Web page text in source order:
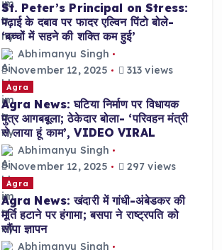
St. Peter’s Principal on Stress:
पढ़ाई के दबाव पर फादर एल्विन पिंटो बोले-
‘बच्चों में सहने की शक्ति कम हुई’
Abhimanyu Singh
November 12, 2025
313 views
Agra
Agra News: घटिया निर्माण पर विधायक
पुत्र आगबबूला; ठेकेदार बोला- ‘परिवहन मंत्री
से लाया हूं काम’, VIDEO VIRAL
Abhimanyu Singh
November 12, 2025
297 views
Agra
Agra News: खंदारी में गांधी-अंबेडकर की
मूर्ति हटाने पर हंगामा; बसपा ने राष्ट्रपति को
सौंपा ज्ञापन
Abhimanyu Singh